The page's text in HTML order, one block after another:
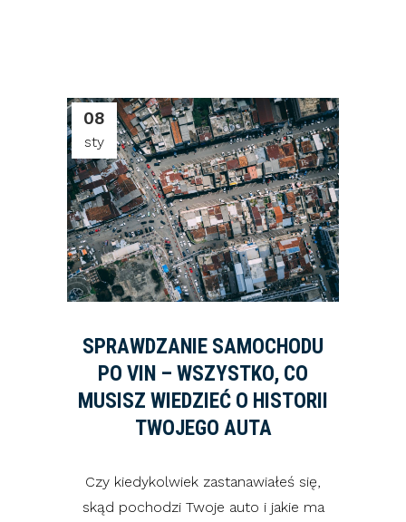
08
sty
SPRAWDZANIE SAMOCHODU
PO VIN – WSZYSTKO, CO
MUSISZ WIEDZIEĆ O HISTORII
TWOJEGO AUTA
Czy kiedykolwiek zastanawiałeś się,
skąd pochodzi Twoje auto i jakie ma